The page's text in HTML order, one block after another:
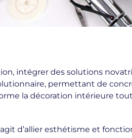
intégrer des solutions
permettant de
la décoration intérieure
d’allier esthétisme et